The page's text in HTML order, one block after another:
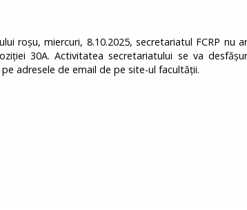
roșu, miercuri, 8.10.2025, secretariatul FCRP nu
30A. Activitatea secretariatului se va
adresele de email de pe site-ul facultății.